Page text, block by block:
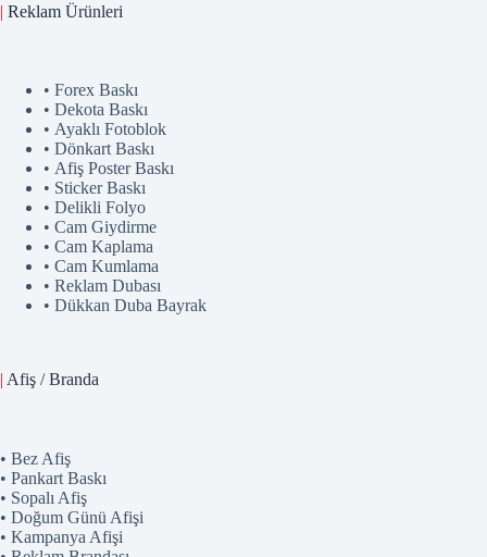
| Reklam Ürünleri
• Forex Baskı
• Dekota Baskı
• Ayaklı Fotoblok
• Dönkart Baskı
• Afiş Poster Baskı
• Sticker Baskı
• Delikli Folyo
• Cam Giydirme
• Cam Kaplama
• Cam Kumlama
• Reklam Dubası
• Dükkan Duba Bayrak
| Afiş / Branda
• Bez Afiş
• Pankart Baskı
• Sopalı Afiş
• Doğum Günü Afişi
• Kampanya Afişi